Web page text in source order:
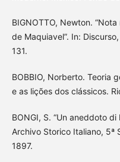
BIGNOTTO, Newton.
de Maquiavel”. In:
131.
BOBBIO, Norberto. Teoria
e as lições dos clássicos.
BONGI, S. “Un aneddoto
Archivo Storico Italiano, 5ª
1897.